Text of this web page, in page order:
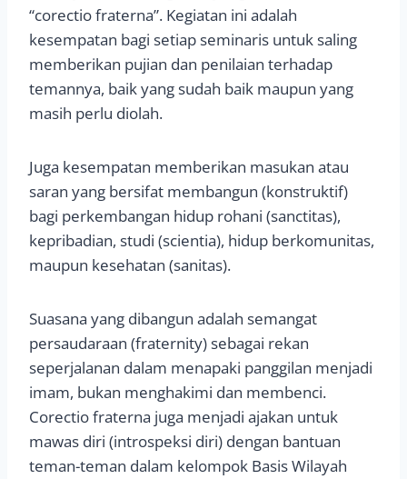
“corectio fraterna”. Kegiatan ini adalah
kesempatan bagi setiap seminaris untuk saling
memberikan pujian dan penilaian terhadap
temannya, baik yang sudah baik maupun yang
masih perlu diolah.
Juga kesempatan memberikan masukan atau
saran yang bersifat membangun (konstruktif)
bagi perkembangan hidup rohani (sanctitas),
kepribadian, studi (scientia), hidup berkomunitas,
maupun kesehatan (sanitas).
Suasana yang dibangun adalah semangat
persaudaraan (fraternity) sebagai rekan
seperjalanan dalam menapaki panggilan menjadi
imam, bukan menghakimi dan membenci.
Corectio fraterna juga menjadi ajakan untuk
mawas diri (introspeksi diri) dengan bantuan
teman-teman dalam kelompok Basis Wilayah